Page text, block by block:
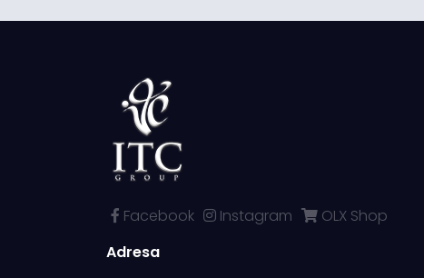
Facebook Instagram
OLX Shop
Adresa